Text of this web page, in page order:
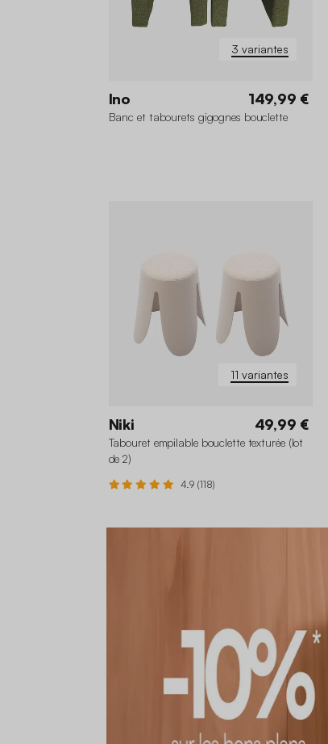
3 variantes
Ino 149,99 €
Banc et tabourets gigognes bouclette
11 variantes
Niki 49,99 €
Tabouret empilable bouclette texturée (lot
de 2)
4.9 (118)